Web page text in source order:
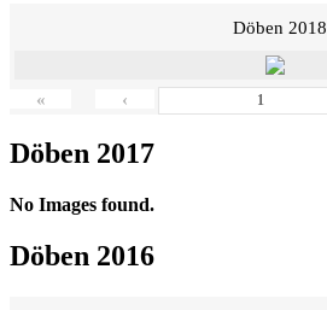
Döben 2018
« ‹
Döben 2017
No Images found.
Döben 2016